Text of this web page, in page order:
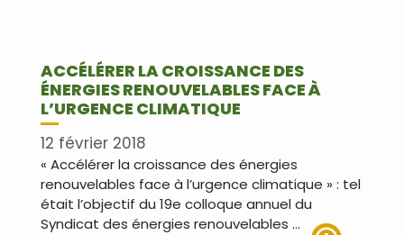
ACCÉLÉRER LA CROISSANCE DES
ÉNERGIES RENOUVELABLES FACE À
L’URGENCE CLIMATIQUE
12 février 2018
« Accélérer la croissance des énergies
renouvelables face à l’urgence climatique » : tel
était l’objectif du 19e colloque annuel du
Syndicat des énergies renouvelables …